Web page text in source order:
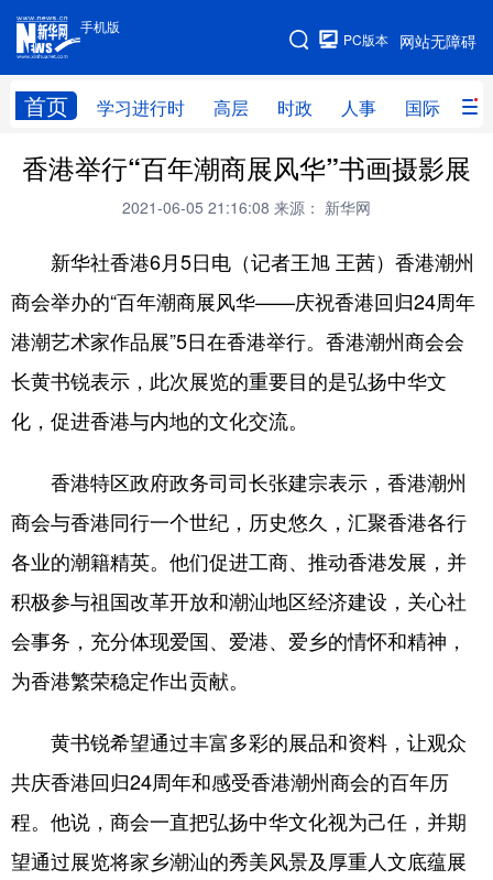
手机版
网站无障碍
PC版本
首页 学习进行时 高层 时政 人事 国际 财
手机版
网站地图
学习进行时 高层 时政 人事
财经 网评
台湾 思客智库 全球连线 教育
科技 科创 量子 体育
文化 书画 健康 军事
访谈 视频 图片 政务
食品 人居 信息化 数字经济
学术中国 乡村振兴 银龄 溯源中国
彩票 娱乐 时尚 悦读
公益 一带一路
地方频道
北京 天津 河北 山西
香港举行“百年潮商展风华”书画摄影展
2021-06-05 21:16:08 来源： 新华网
新华社香港6月5日电（记者王旭 王茜）香港潮州
商会举办的“百年潮商展风华——庆祝香港回归24周年
港潮艺术家作品展”5日在香港举行。香港潮州商会会
长黄书锐表示，此次展览的重要目的是弘扬中华文
化，促进香港与内地的文化交流。
香港特区政府政务司司长张建宗表示，香港潮州
商会与香港同行一个世纪，历史悠久，汇聚香港各行
各业的潮籍精英。他们促进工商、推动香港发展，并
积极参与祖国改革开放和潮汕地区经济建设，关心社
会事务，充分体现爱国、爱港、爱乡的情怀和精神，
为香港繁荣稳定作出贡献。
黄书锐希望通过丰富多彩的展品和资料，让观众
共庆香港回归24周年和感受香港潮州商会的百年历
程。他说，商会一直把弘扬中华文化视为己任，并期
望通过展览将家乡潮汕的秀美风景及厚重人文底蕴展